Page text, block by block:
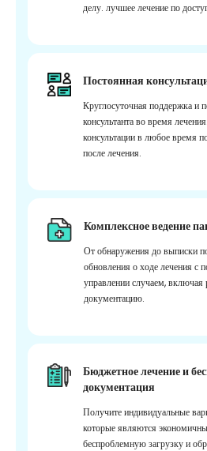
делу. лучшее лечение по
Постоянная
Круглосуточная поддержка и
консультанта во время
консультации в любое время
после лечения.
Комплексное ведение
От обнаружения до выписки
обновления о ходе лечения
управлении случаем, включая
документацию.
Бюджетное лечение и
документация
Получите индивидуальные
которые являются
беспроблемную загрузку и